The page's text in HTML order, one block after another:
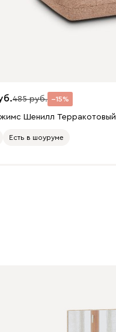
485 15
Шенилл Терракотовый
Есть в шоуруме